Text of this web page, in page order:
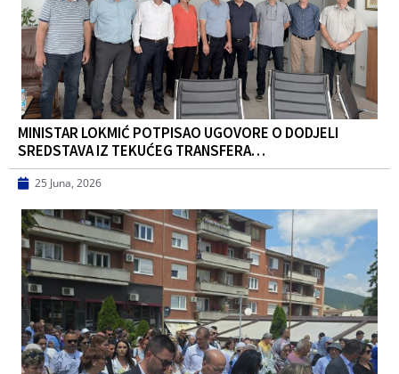
MINISTAR LOKMIĆ POTPISAO UGOVORE O DODJELI
SREDSTAVA IZ TEKUĆEG TRANSFERA…
25 Juna, 2026